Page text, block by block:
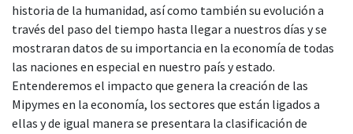
historia de la humanidad, así como también su evolución a
través del paso del tiempo hasta llegar a nuestros días y se
mostraran datos de su importancia en la economía de todas
las naciones en especial en nuestro país y estado.
Entenderemos el impacto que genera la creación de las
Mipymes en la economía, los sectores que están ligados a
ellas y de igual manera se presentara la clasificación de